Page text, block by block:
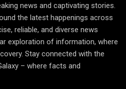
news and captivating stories.
the latest happenings across
reliable, and diverse news
exploration of information, where
Stay connected with the
– where facts and